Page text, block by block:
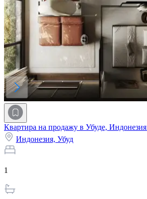
Квартира на продажу в Убуде, Индонезия
Индонезия, Убуд
1